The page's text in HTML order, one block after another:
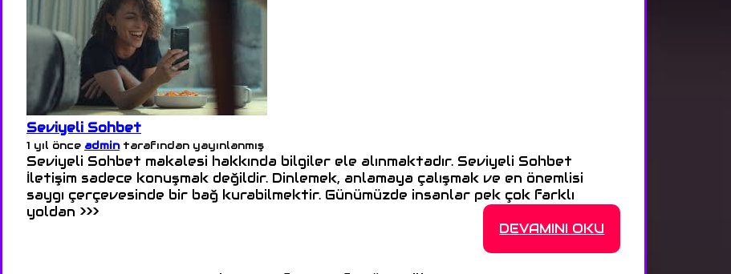
Seviyeli Sohbet
1 yıl önce admintarafından yayınlanmış
Seviyeli Sohbet makalesi hakkında bilgiler ele alınmaktadır. Seviyeli Sohbet
İletişim sadece konuşmak değildir. Dinlemek, anlamaya çalışmak ve en önemlisi
saygı çerçevesinde bir bağ kurabilmektir. Günümüzde insanlar pek çok farklı
yoldan >>>
DEVAMINI OKU